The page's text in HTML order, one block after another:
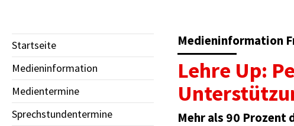
Startseite
Medieninformation
Medientermine
Sprechstundentermine
Medieninformation
Lehre Up:
Mehr als 90 Prozent